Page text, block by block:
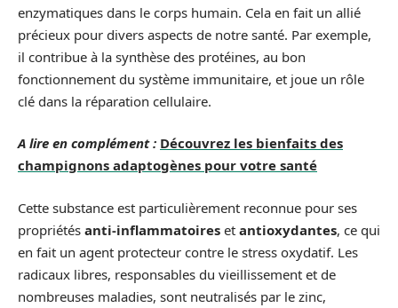
enzymatiques dans le corps humain. Cela en fait un allié
précieux pour divers aspects de notre santé. Par exemple,
il contribue à la synthèse des protéines, au bon
fonctionnement du système immunitaire, et joue un rôle
clé dans la réparation cellulaire.
A lire en complément : Découvrez les bienfaits des
champignons adaptogènes pour votre santé
Cette substance est particulièrement reconnue pour ses
propriétés anti-inflammatoires et antioxydantes, ce qui
en fait un agent protecteur contre le stress oxydatif. Les
radicaux libres, responsables du vieillissement et de
nombreuses maladies, sont neutralisés par le zinc,